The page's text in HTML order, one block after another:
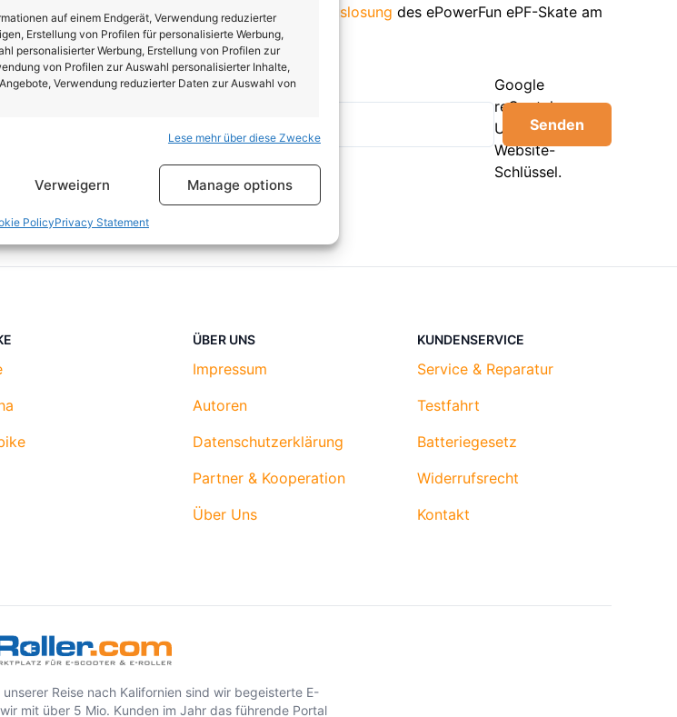
auf einem Endgerät, Verwendung reduzierter
Erstellung von Profilen für personalisierte Werbung,
personalisierter Werbung, Erstellung von Profilen zur
von Profilen zur Auswahl personalisierter Inhalte,
Verwendung reduzierter Daten zur Auswahl von
Immer aktiv
aus unterschiedlichen Quellen,
Identifikation von Endgeräten anhand
Verhinderung und Aufdeckung
Bereitstellung und Anzeige
Lese mehr über diese Zwecke
Verweigern Manage options
PolicyPrivacy Statement
Du nimmst automatisch an der
Auslosung des ePowerFun ePF-Skate am
31.12.2026 teil
Google
reCaptcha:
Ungültiger
Website-
Schlüssel.
Senden
ÜBER UNS
Impressum
Autoren
Datenschutzerklärung
Partner & Kooperation
Über Uns
KUNDENSERVICE
Service & Reparatur
Testfahrt
Batteriegesetz
Widerrufsrecht
Kontakt
Reise nach Kalifornien sind wir begeisterte E-
mit über 5 Mio. Kunden im Jahr das führende Portal